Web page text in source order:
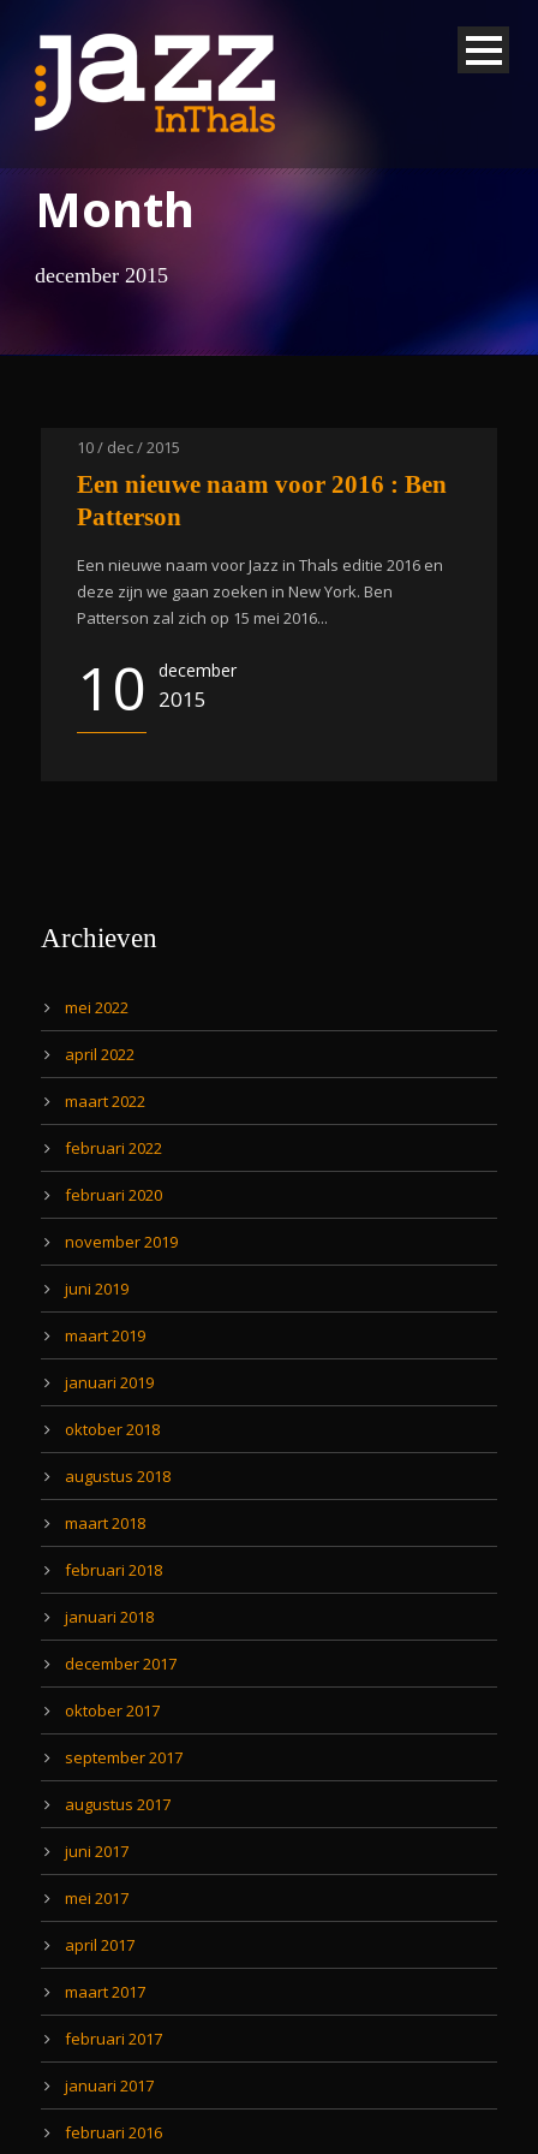
Month
december 2015
10 / dec / 2015
Een nieuwe naam voor 2016 : Ben
Patterson
Een nieuwe naam voor Jazz in Thals editie 2016 en
deze zijn we gaan zoeken in New York. Ben
Patterson zal zich op 15 mei 2016...
10 december
2015
Archieven
mei 2022
april 2022
maart 2022
februari 2022
februari 2020
november 2019
juni 2019
maart 2019
januari 2019
oktober 2018
augustus 2018
maart 2018
februari 2018
januari 2018
december 2017
oktober 2017
september 2017
augustus 2017
juni 2017
mei 2017
april 2017
maart 2017
februari 2017
januari 2017
februari 2016